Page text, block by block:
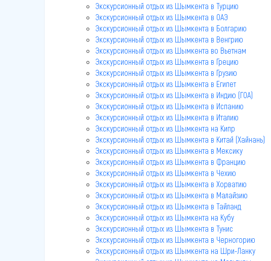
Экскурсионный отдых из Шымкента в Турцию
Экскурсионный отдых из Шымкента в ОАЭ
Экскурсионный отдых из Шымкента в Болгарию
Экскурсионный отдых из Шымкента в Венгрию
Экскурсионный отдых из Шымкента во Вьетнам
Экскурсионный отдых из Шымкента в Грецию
Экскурсионный отдых из Шымкента в Грузию
Экскурсионный отдых из Шымкента в Египет
Экскурсионный отдых из Шымкента в Индию (ГОА)
Экскурсионный отдых из Шымкента в Испанию
Экскурсионный отдых из Шымкента в Италию
Экскурсионный отдых из Шымкента на Кипр
Экскурсионный отдых из Шымкента в Китай (Хайнань)
Экскурсионный отдых из Шымкента в Мексику
Экскурсионный отдых из Шымкента в Францию
Экскурсионный отдых из Шымкента в Чехию
Экскурсионный отдых из Шымкента в Хорватию
Экскурсионный отдых из Шымкента в Малайзию
Экскурсионный отдых из Шымкента в Тайланд
Экскурсионный отдых из Шымкента на Кубу
Экскурсионный отдых из Шымкента в Тунис
Экскурсионный отдых из Шымкента в Черногорию
Экскурсионный отдых из Шымкента на Шри-Ланку